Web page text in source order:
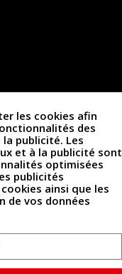
les cookies afin
des
publicité. Les
et à la publicité sont
optimisées
publicités
ainsi que les
de vos données